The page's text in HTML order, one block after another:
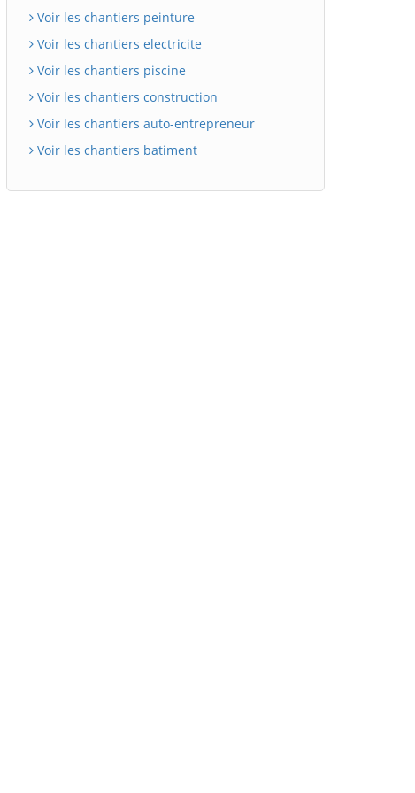
Voir les chantiers peinture
Voir les chantiers electricite
Voir les chantiers piscine
Voir les chantiers construction
Voir les chantiers auto-entrepreneur
Voir les chantiers batiment